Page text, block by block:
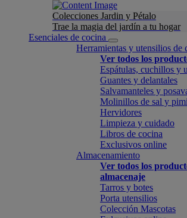
Colecciones Jardin y Pétalo
Trae la magia del jardín a tu hogar
Esenciales de cocina
Herramientas y utensilios de
Ver todos los
Espátulas, cuchillos y
Guantes y delantales
Salvamanteles y
Molinillos de sal y
Hervidores
Limpieza y cuidado
Libros de cocina
Exclusivos online
Almacenamiento
Ver todos los
almacenaje
Tarros y botes
Porta utensilios
Colección Mascotas